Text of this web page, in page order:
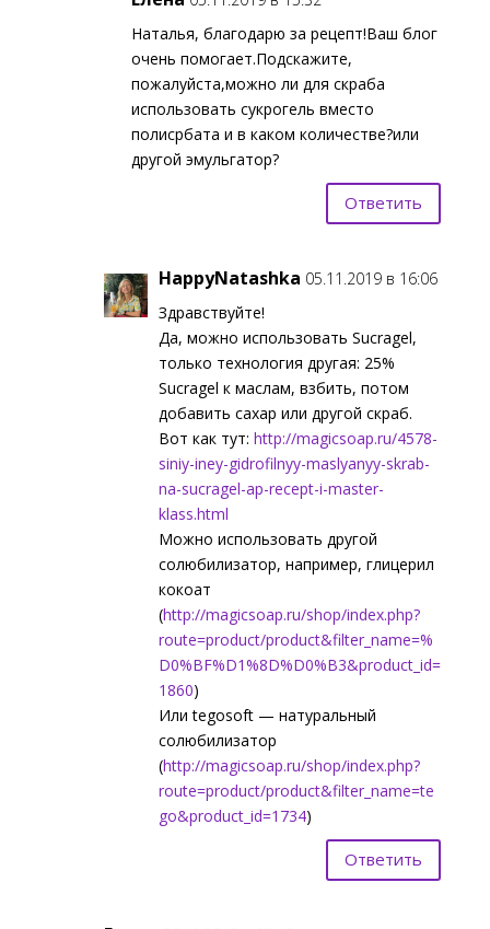
Наталья, благодарю за рецепт!Ваш блог
очень помогает.Подскажите,
пожалуйста,можно ли для скраба
использовать сукрогель вместо
полисрбата и в каком количестве?или
другой эмульгатор?
Ответить
HappyNatashka 05.11.2019 в 16:06
Здравствуйте!
Да, можно использовать Sucragel,
только технология другая: 25%
Sucragel к маслам, взбить, потом
добавить сахар или другой скраб.
Вот как тут: http://magicsoap.ru/4578-
siniy-iney-gidrofilnyy-maslyanyy-skrab-
na-sucragel-ap-recept-i-master-
klass.html
Можно использовать другой
солюбилизатор, например, глицерил
кокоат
(http://magicsoap.ru/shop/index.php?
route=product/product&filter_name=%
D0%BF%D1%8D%D0%B3&product_id=
1860)
Или tegosoft — натуральный
солюбилизатор
(http://magicsoap.ru/shop/index.php?
route=product/product&filter_name=te
go&product_id=1734)
Ответить